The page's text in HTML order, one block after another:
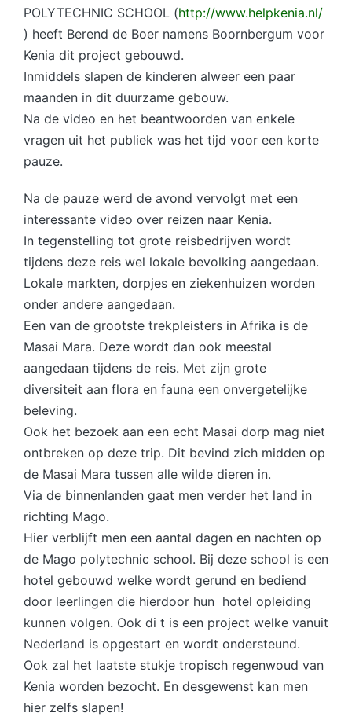
POLYTECHNIC SCHOOL (http://www.helpkenia.nl/
) heeft Berend de Boer namens Boornbergum voor
Kenia dit project gebouwd.
Inmiddels slapen de kinderen alweer een paar
maanden in dit duurzame gebouw.
Na de video en het beantwoorden van enkele
vragen uit het publiek was het tijd voor een korte
pauze.
Na de pauze werd de avond vervolgt met een
interessante video over reizen naar Kenia.
In tegenstelling tot grote reisbedrijven wordt
tijdens deze reis wel lokale bevolking aangedaan.
Lokale markten, dorpjes en ziekenhuizen worden
onder andere aangedaan.
Een van de grootste trekpleisters in Afrika is de
Masai Mara. Deze wordt dan ook meestal
aangedaan tijdens de reis. Met zijn grote
diversiteit aan flora en fauna een onvergetelijke
beleving.
Ook het bezoek aan een echt Masai dorp mag niet
ontbreken op deze trip. Dit bevind zich midden op
de Masai Mara tussen alle wilde dieren in.
Via de binnenlanden gaat men verder het land in
richting Mago.
Hier verblijft men een aantal dagen en nachten op
de Mago polytechnic school. Bij deze school is een
hotel gebouwd welke wordt gerund en bediend
door leerlingen die hierdoor hun hotel opleiding
kunnen volgen. Ook di t is een project welke vanuit
Nederland is opgestart en wordt ondersteund.
Ook zal het laatste stukje tropisch regenwoud van
Kenia worden bezocht. En desgewenst kan men
hier zelfs slapen!